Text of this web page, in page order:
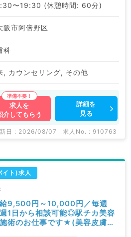
〜19:30 (休憩時間: 60分)
阪市阿倍野区
科
, カウンセリング, その他
求人を
介してもらう
詳細を
見る
日 : 2026/08/07 求人No. : 910763
イト)求人
給9,500円～10,000円／毎週
1日から相談可能◎駅チカ美容
術のお仕事です★(美容皮膚科